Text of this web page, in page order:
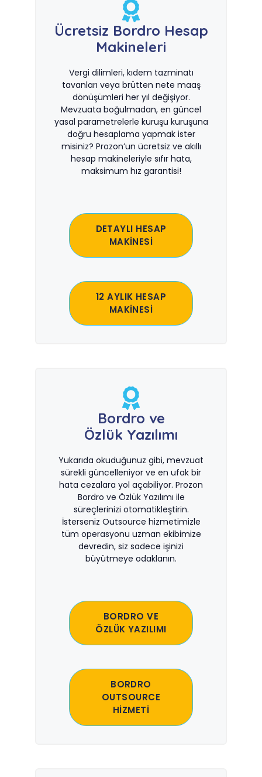
Ücretsiz Bordro Hesap
Makineleri
Vergi dilimleri, kıdem tazminatı
tavanları veya brütten nete maaş
dönüşümleri her yıl değişiyor.
Mevzuata boğulmadan, en güncel
yasal parametrelerle kuruşu kuruşuna
doğru hesaplama yapmak ister
misiniz? Prozon’un ücretsiz ve akıllı
hesap makineleriyle sıfır hata,
maksimum hız garantisi!
DETAYLI HESAP
MAKİNESİ
12 AYLIK HESAP
MAKİNESİ
Bordro ve
Özlük Yazılımı
Yukarıda okuduğunuz gibi, mevzuat
sürekli güncelleniyor ve en ufak bir
hata cezalara yol açabiliyor. Prozon
Bordro ve Özlük Yazılımı ile
süreçlerinizi otomatikleştirin.
İsterseniz Outsource hizmetimizle
tüm operasyonu uzman ekibimize
devredin, siz sadece işinizi
büyütmeye odaklanın.
BORDRO VE
ÖZLÜK YAZILIMI
BORDRO
OUTSOURCE
HİZMETİ